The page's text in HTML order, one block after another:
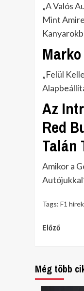
„A Valós
Mint
„Felül
Az
Red
Talán
Amikor a
Tags: F1 hírek
Előző
Még több